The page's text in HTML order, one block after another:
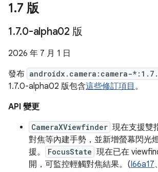
1.7 版
1.7.0-alpha02 版
2026 年 7 月 1 日
發布 androidx.camera:camera-
1.7.0-alpha02 版包含這些修訂項目 。
API 變更
CameraXViewfinder 現在支援雙
對焦等內建手勢，並新增螢幕閃光
援。
FocusState 現在已在
開，可監控輕觸對焦結果。(I66a17、